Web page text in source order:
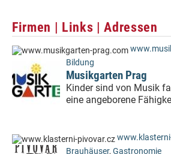
Firmen | Links | Adressen
Bildung
Musikgarten Prag
Kinder sind von Musik
eine angeborene
Brauhäuser, Gastronomie